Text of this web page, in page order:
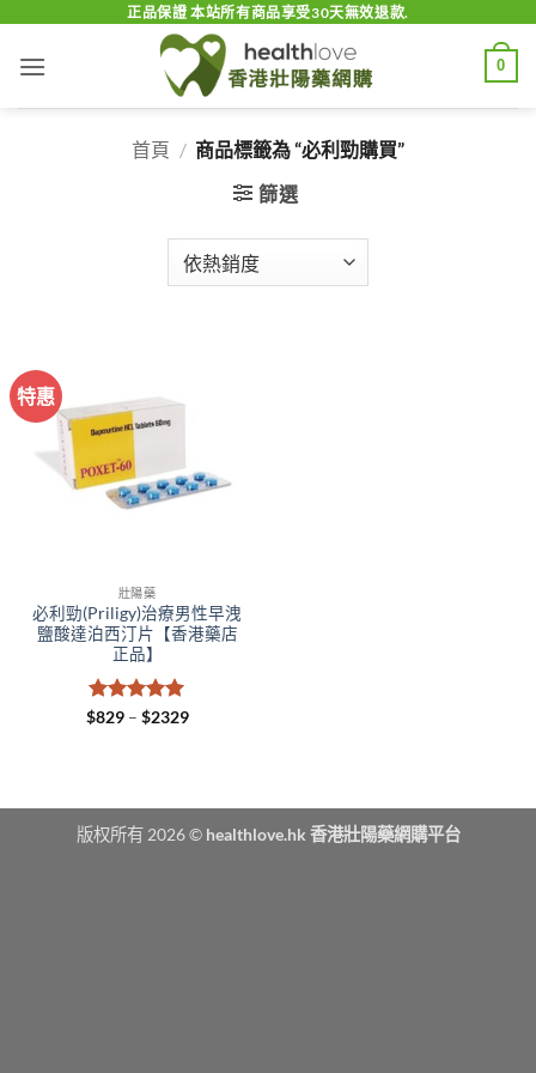
content
正品保證 本站所有商品享受30天無效退款.
0
首頁 / 商品標籤為 “必利勁購買”
篩選
特惠
壯陽藥
必利勁(Priligy)治療男性早洩
鹽酸達泊西汀片【香港藥店
正品】
評分 5滿
$829 – $2329Price
版权所有 2026 © healthlove.hk 香港壯陽藥網購平台